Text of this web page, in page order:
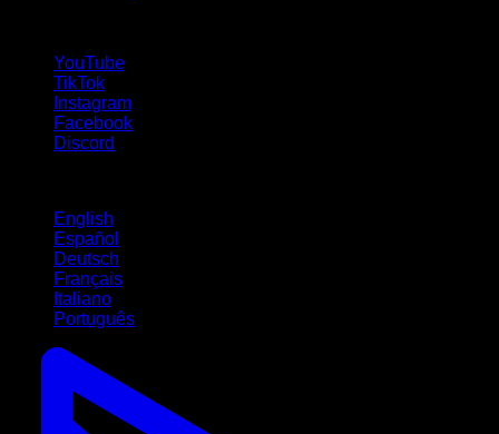
YouTube
TikTok
Instagram
Facebook
Discord
English
Español
Deutsch
Français
Italiano
Português